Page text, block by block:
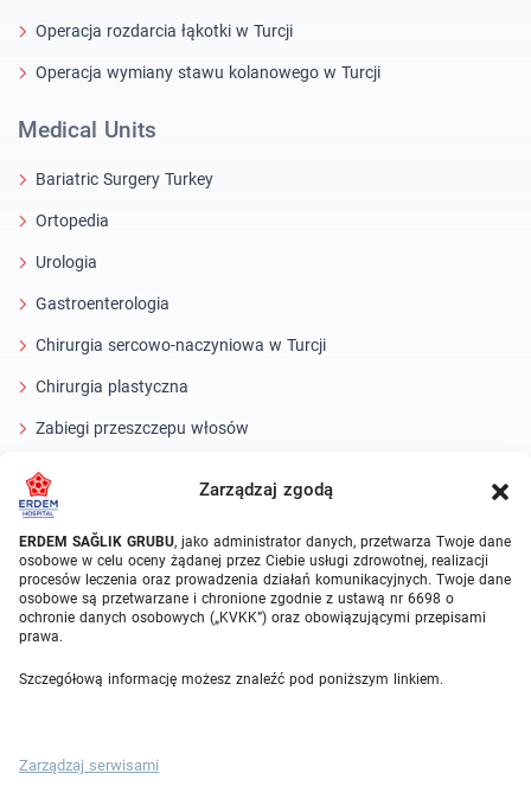
Zarządzaj zgodą
ERDEM SAĞLIK GRUBU, jako administrator danych, przetwarza Twoje dane
osobowe w celu oceny żądanej przez Ciebie usługi zdrowotnej, realizacji
procesów leczenia oraz prowadzenia działań komunikacyjnych. Twoje dane
osobowe są przetwarzane i chronione zgodnie z ustawą nr 6698 o
ochronie danych osobowych („KVKK”) oraz obowiązującymi przepisami
prawa.
Szczegółową informację możesz znaleźć pod poniższym linkiem.
Zarządzaj serwisami
Operacja rozdarcia łąkotki w Turcji
Operacja wymiany stawu kolanowego w Turcji
Medical Units
Bariatric Surgery Turkey
Ortopedia
Urologia
Gastroenterologia
Chirurgia sercowo-naczyniowa w Turcji
Chirurgia plastyczna
Zabiegi przeszczepu włosów
Zabiegi stomatologiczne Turcja
Laserowe oko
About Erdem
O nas